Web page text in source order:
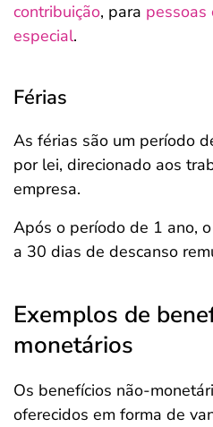
contribuição, para pessoas
especial.
Férias
As férias são um período
por lei, direcionado aos
empresa.
Após o período de 1 ano,
a 30 dias de descanso
Exemplos de
monetários
Os benefícios não-
oferecidos em forma de